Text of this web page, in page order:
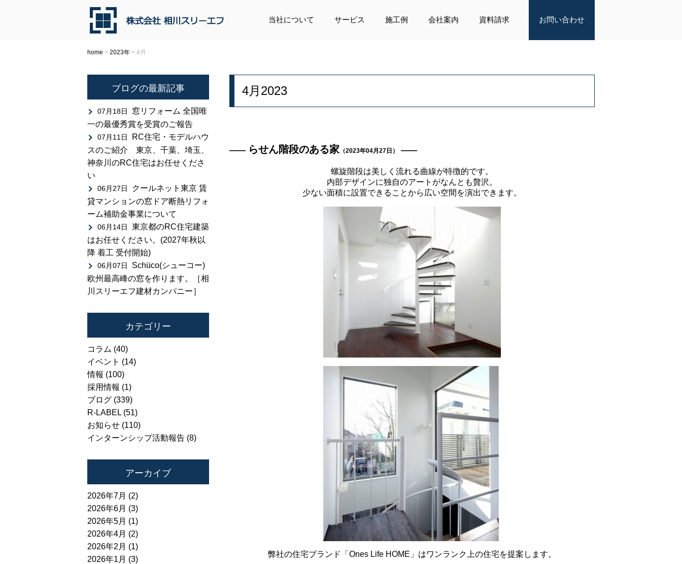
当社について サービス 施工例 会社案内 資料請求 お問い合わせ
home > 2023年 > 4月
4月2023
らせん階段のある家 （2023年04月27日）
螺旋階段は美しく流れる曲線が特徴的です。
内部デザインに独自のアートがなんとも贅沢。
少ない面積に設置できることから広い空間を演出できます。
弊社の住宅ブランド「Ones Life HOME」はワンランク上の住宅を提案します。
ブログの最新記事
07月18日
窓リフォーム 全国唯
一の最優秀賞を受賞のご報告
07月11日
RC住宅・モデルハウ
スのご紹介 東京、千葉、埼玉、
神奈川のRC住宅はお任せくださ
い
06月27日
クールネット東京 賃
貸マンションの窓ドア断熱リフォ
ーム補助金事業について
06月14日
東京都のRC住宅建築
はお任せください。(2027年秋以
降 着工 受付開始)
06月07日
Schüco(シューコー)
欧州最高峰の窓を作ります。［相
川スリーエフ建材カンパニー］
カテゴリー
コラム (40)
イベント (14)
情報 (100)
採用情報 (1)
ブログ (339)
R-LABEL (51)
お知らせ (110)
インターンシップ活動報告 (8)
アーカイブ
2026年7月 (2)
2026年6月 (3)
2026年5月 (1)
2026年4月 (2)
2026年2月 (1)
2026年1月 (3)